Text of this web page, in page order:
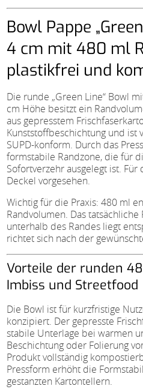
Bowl Pappe
4 cm mit 480 ml
plastikfrei und
Die runde „Green Line“ Bowl
cm Höhe besitzt ein
aus gepresstem
Kunststoffbeschichtung und ist
SUPD-konform. Durch das
formstabile Randzone, die für
Sofortverzehr ausgelegt ist.
Deckel vorgesehen.
Wichtig für die Praxis: 480 ml
Randvolumen. Das
unterhalb des Randes liegt
richtet sich nach der
Vorteile der runden
Imbiss und Streetfood
Die Bowl ist für kurzfristige
konzipiert. Der gepresste
stabile Unterlage bei warmen
Beschichtung oder Folierung
Produkt vollständig
Pressform erhöht die
gestanzten Kartontellern.